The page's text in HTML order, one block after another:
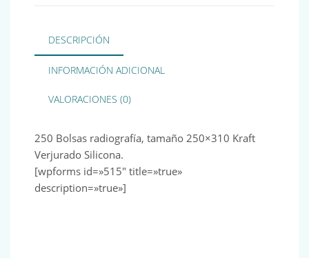
DESCRIPCIÓN
INFORMACIÓN ADICIONAL
VALORACIONES (0)
250 Bolsas radiografía, tamaño 250×310 Kraft
Verjurado Silicona.
[wpforms id=»515″ title=»true»
description=»true»]